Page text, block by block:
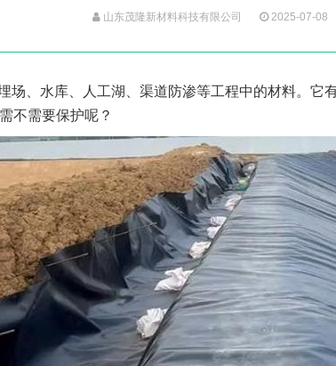
山东茂隆新材料科技有限公司 2025-07-08
场、水库、人工湖、渠道防渗等工程中的材料。它
不需要保护呢？